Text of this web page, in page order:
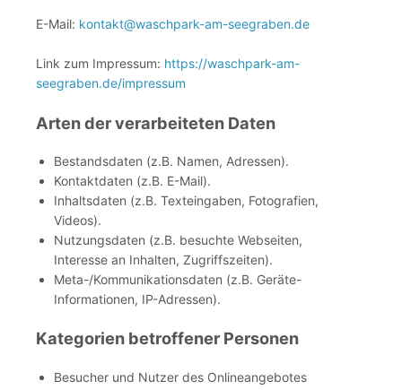
E-Mail: kontakt@waschpark-am-seegraben.de
Link zum Impressum: https://waschpark-am-
seegraben.de/impressum
Arten der verarbeiteten Daten
Bestandsdaten (z.B. Namen, Adressen).
Kontaktdaten (z.B. E-Mail).
Inhaltsdaten (z.B. Texteingaben, Fotografien,
Videos).
Nutzungsdaten (z.B. besuchte Webseiten,
Interesse an Inhalten, Zugriffszeiten).
Meta-/Kommunikationsdaten (z.B. Geräte-
Informationen, IP-Adressen).
Kategorien betroffener Personen
Besucher und Nutzer des Onlineangebotes